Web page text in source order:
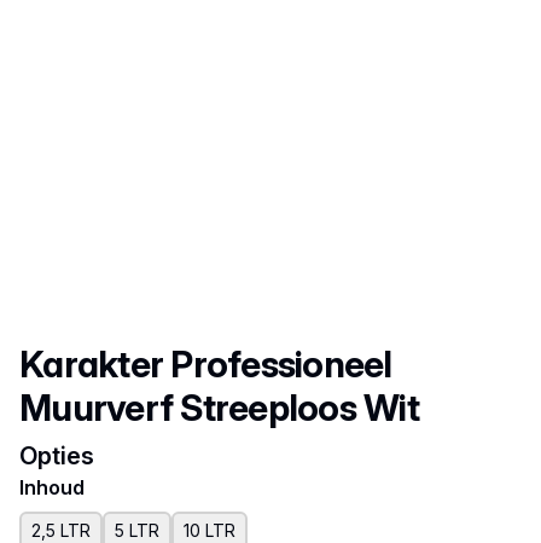
Productnaam
Karakter Professioneel
Muurverf Streeploos Wit
Opties
Inhoud
2,5 LTR 5 LTR 10 LTR